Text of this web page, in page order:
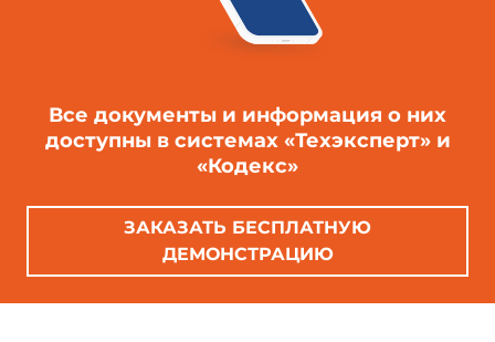
Все документы и информация о них
доступны в системах «Техэксперт» и
«Кодекс»
ЗАКАЗАТЬ БЕСПЛАТНУЮ
ДЕМОНСТРАЦИЮ